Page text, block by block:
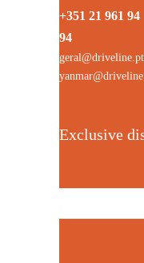
+351 21 961 94
94
geral@driveline.pt
Exclusive